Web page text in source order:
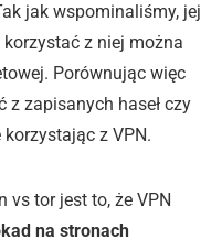
jak wspominaliśmy, jej
z niej można
Porównując więc
z zapisanych haseł czy
z VPN.
vs tor jest to, że VPN
na stronach